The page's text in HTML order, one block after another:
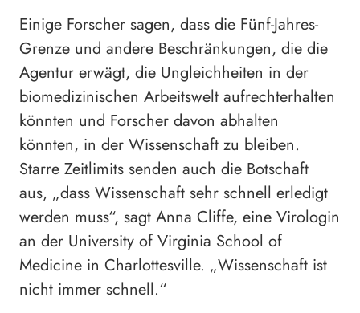
Einige Forscher sagen, dass die Fünf-Jahres-
Grenze und andere Beschränkungen, die die
Agentur erwägt, die Ungleichheiten in der
biomedizinischen Arbeitswelt aufrechterhalten
könnten und Forscher davon abhalten
könnten, in der Wissenschaft zu bleiben.
Starre Zeitlimits senden auch die Botschaft
aus, „dass Wissenschaft sehr schnell erledigt
werden muss“, sagt Anna Cliffe, eine Virologin
an der University of Virginia School of
Medicine in Charlottesville. „Wissenschaft ist
nicht immer schnell.“